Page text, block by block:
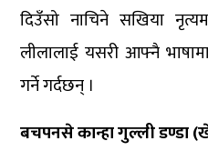
दिउँसो नाचिने सखिया
लीलालाई यसरी आफ्नै
गर्ने गर्दछन् ।
बचपनसे कान्हा गुल्ली डण्डा